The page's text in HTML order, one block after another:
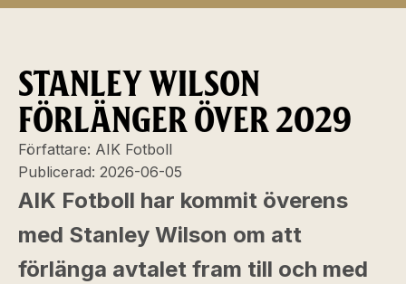
STANLEY WILSON
FÖRLÄNGER ÖVER 2029
Författare: AIK Fotboll
Publicerad: 2026-06-05
AIK Fotboll har kommit överens
med Stanley Wilson om att
förlänga avtalet fram till och med